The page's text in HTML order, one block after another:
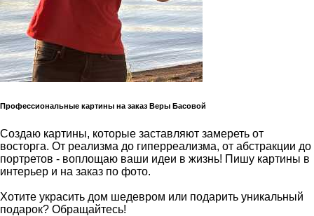
Профессиональные картины на заказ Веры Басовой
Создаю картины, которые заставляют замереть от
восторга. От реализма до гиперреализма, от абстракции до
портретов - воплощаю ваши идеи в жизнь! Пишу картины в
интерьер и на заказ по фото.
Хотите украсить дом шедевром или подарить уникальный
подарок? Обращайтесь!